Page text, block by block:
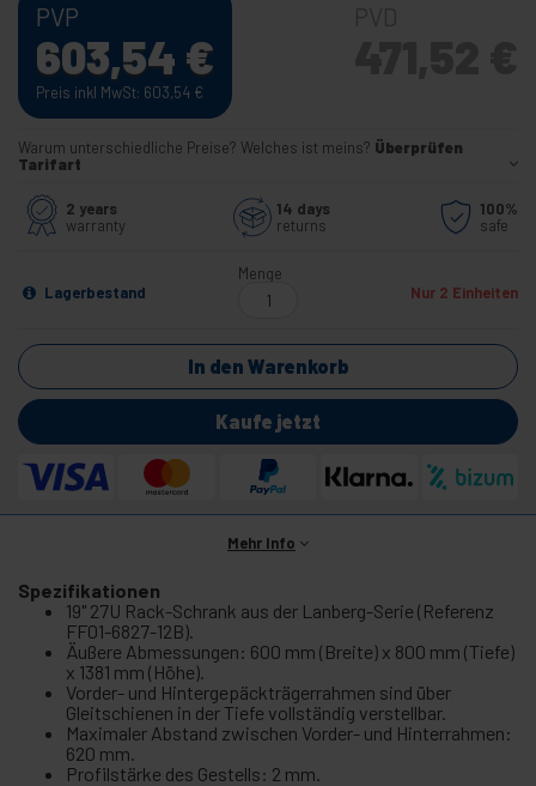
PVP
603,54 €
Preis inkl MwSt: 603,54 €
Warum unterschiedliche Preise? Welches ist meins? Überprüfen
Tarifart
2 years
warranty
14 days
returns
100%
safe
Lagerbestand
Menge
Nur 2 Einheiten
In den Warenkorb
Kaufe jetzt
Mehr Info
Spezifikationen
19" 27U Rack-Schrank aus der Lanberg-Serie (Referenz
FF01-6827-12B).
Äußere Abmessungen: 600 mm (Breite) x 800 mm (Tiefe)
x 1381 mm (Höhe).
Vorder- und Hintergepäckträgerrahmen sind über
Gleitschienen in der Tiefe vollständig verstellbar.
Maximaler Abstand zwischen Vorder- und Hinterrahmen:
620 mm.
Profilstärke des Gestells: 2 mm.